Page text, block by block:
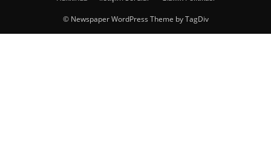
© Newspaper WordPress Theme by TagDiv